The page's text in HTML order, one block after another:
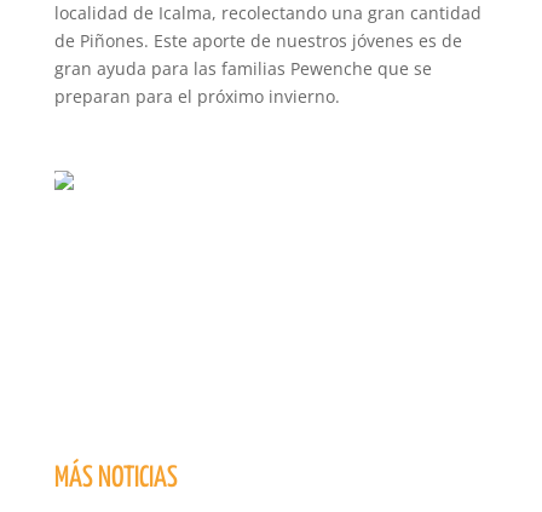
localidad de Icalma, recolectando una gran cantidad
de Piñones. Este aporte de nuestros jóvenes es de
gran ayuda para las familias Pewenche que se
preparan para el próximo invierno.
MÁS NOTICIAS